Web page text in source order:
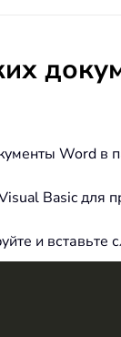
Word
Basic для
и